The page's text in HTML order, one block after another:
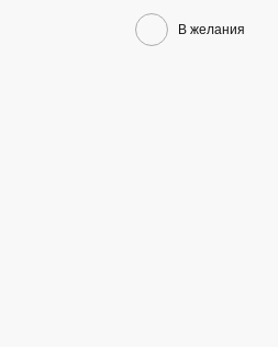
В желания